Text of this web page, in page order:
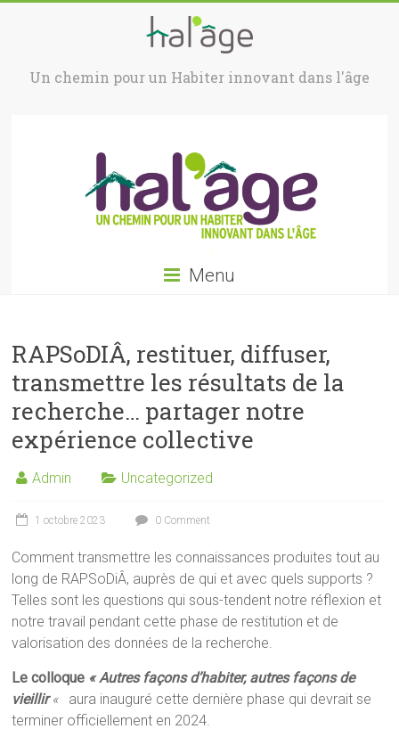
Un chemin pour un Habiter innovant dans l'âge
Menu
RAPSoDIÂ, restituer, diffuser,
transmettre les résultats de la
recherche… partager notre
expérience collective
Admin Uncategorized
1 octobre 2023 0 Comment
Comment transmettre les connaissances produites tout au
long de RAPSoDiÂ, auprès de qui et avec quels supports ?
Telles sont les questions qui sous-tendent notre réflexion et
notre travail pendant cette phase de restitution et de
valorisation des données de la recherche.
Le colloque « Autres façons d’habiter, autres façons de
vieillir«
aura inauguré cette dernière phase qui devrait se
terminer officiellement en 2024.